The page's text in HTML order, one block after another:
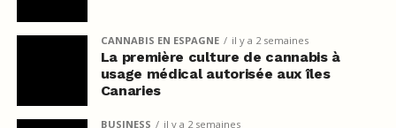
CANNABIS EN ESPAGNE il y a 2 semaines
La première culture de cannabis à
usage médical autorisée aux îles
Canaries
BUSINESS il y a 2 semaines